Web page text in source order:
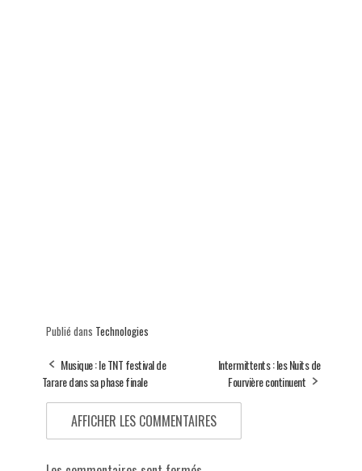
Publié dans Technologies
Musique : le TNT festival de
Tarare dans sa phase finale
Intermittents : les Nuits de
Fourvière continuent
AFFICHER LES COMMENTAIRES